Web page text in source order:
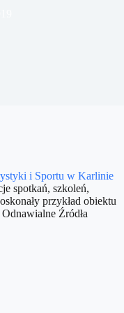
i Sportu w Karlinie
spotkań, szkoleń,
przykład obiektu
Źródła